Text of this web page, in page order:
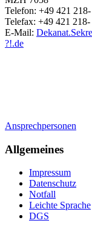
Telefon: +49 421
Telefax: +49 421
E-Mail:
?!.de
Ansprechpersonen
Allgemeines
Impressum
Datenschutz
Notfall
Leichte Sprache
DGS